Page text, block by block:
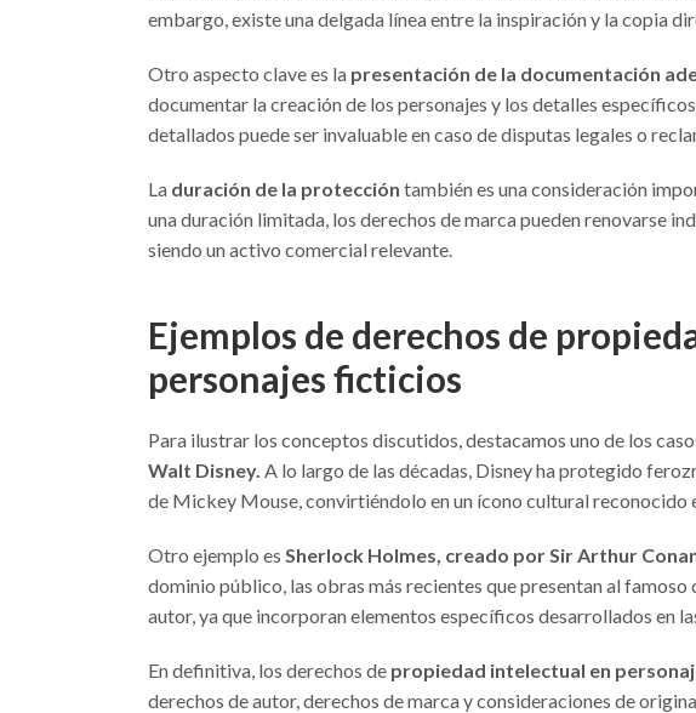
embargo, existe una delgada línea entre la inspiración y la copia
Otro aspecto clave es la presentación de la documentación
documentar la creación de los personajes y los detalles
detallados puede ser invaluable en caso de disputas legales o
La duración de la protección también es una consideración
una duración limitada, los derechos de marca pueden renovarse
siendo un activo comercial relevante.
Ejemplos de derechos de
personajes ficticios
Para ilustrar los conceptos discutidos, destacamos uno de los
Walt Disney. A lo largo de las décadas, Disney ha protegido
de Mickey Mouse, convirtiéndolo en un ícono cultural reconocido
Otro ejemplo es Sherlock Holmes, creado por Sir Arthur
dominio público, las obras más recientes que presentan al
autor, ya que incorporan elementos específicos desarrollados en
En definitiva, los derechos de propiedad intelectual en
derechos de autor, derechos de marca y consideraciones de